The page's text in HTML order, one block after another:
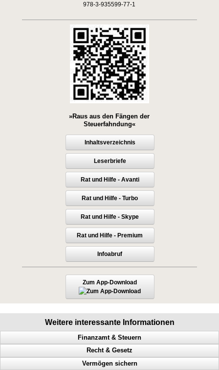
978-3-935599-77-1
»Raus aus den Fängen der
Steuerfahndung«
Inhaltsverzeichnis
Leserbriefe
Rat und Hilfe - Avanti
Rat und Hilfe - Turbo
Rat und Hilfe - Skype
Rat und Hilfe - Premium
Infoabruf
Zum App-Download
Weitere interessante Informationen
Finanzamt & Steuern
Vollstreckung, Finanzamt, Behördenwillkür, Steuern
Steuern, Steuer, Finanzgericht, Klage, Steuerbescheid
Recht & Gesetz
Prozess, Gericht, Fehlentscheidungen, Richter
Vermögen sichern